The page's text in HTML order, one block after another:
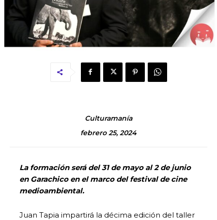
Culturamanía
febrero 25, 2024
La formación será del 31 de mayo al 2 de junio
en Garachico en el marco del festival de cine
medioambiental.
Juan Tapia impartirá la décima edición del taller